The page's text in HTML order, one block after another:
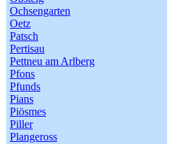
Ochsengarten
Oetz
Patsch
Pertisau
Pettneu am Arlberg
Pfons
Pfunds
Pians
Piösmes
Piller
Plangeross